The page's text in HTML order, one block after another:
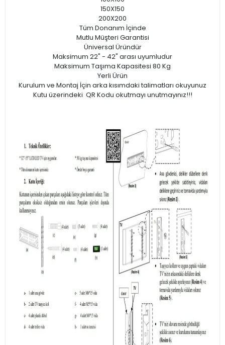
150X150
200X200
Tüm Donanım İçinde
Mutlu Müşteri Garantisi
Üniversal Üründür
Maksimum 22" - 42" arası uyumludur
Maksimum Taşıma Kapasitesi 80 Kg
Yerli Ürün
Kurulum ve Montaj İçin arka kısımdaki talimatları okuyunuz
Kutu üzerindeki QR Kodu okutmayı unutmayınız!!!